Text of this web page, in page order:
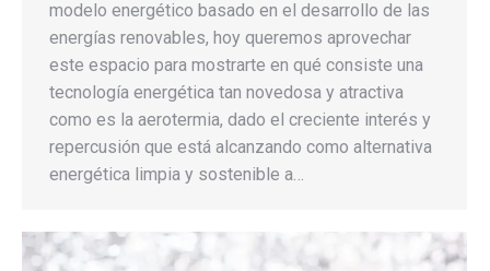
modelo energético basado en el desarrollo de las
energías renovables, hoy queremos aprovechar
este espacio para mostrarte en qué consiste una
tecnología energética tan novedosa y atractiva
como es la aerotermia, dado el creciente interés y
repercusión que está alcanzando como alternativa
energética limpia y sostenible a…